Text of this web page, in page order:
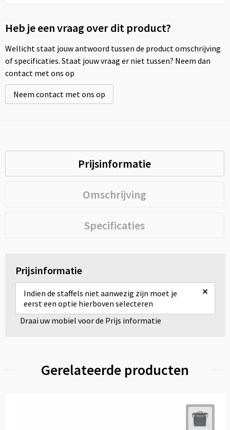
Heb je een vraag over dit product?
Wellicht staat jouw antwoord tussen de product omschrijving
of specificaties. Staat jouw vraag er niet tussen? Neem dan
contact met ons op
Neem contact met ons op
Prijsinformatie
Omschrijving
Specificaties
Prijsinformatie
Indien de staffels niet aanwezig zijn moet je
eerst een optie hierboven selecteren
×
Draai uw mobiel voor de Prijs informatie
Gerelateerde producten